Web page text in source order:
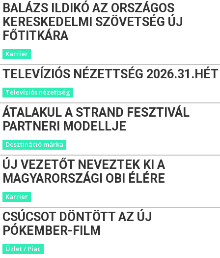
BALÁZS ILDIKÓ AZ ORSZÁGOS
KERESKEDELMI SZÖVETSÉG ÚJ
FŐTITKÁRA
Karrier
TELEVÍZIÓS NÉZETTSÉG 2026.31.HÉT
Televíziós nézettség
ÁTALAKUL A STRAND FESZTIVÁL
PARTNERI MODELLJE
Desztináció márka
ÚJ VEZETŐT NEVEZTEK KI A
MAGYARORSZÁGI OBI ÉLÉRE
Karrier
CSÚCSOT DÖNTÖTT AZ ÚJ
PÓKEMBER-FILM
Üzlet / Piac